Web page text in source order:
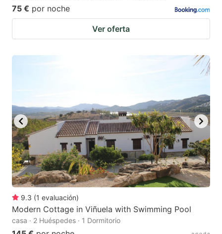
75 € por noche
Ver oferta
9.3 (1 evaluación)
Modern Cottage in Viñuela with Swimming Pool
casa · 2 Huéspedes · 1 Dormitorio